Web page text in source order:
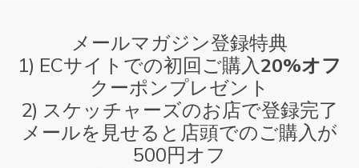
メールマガジン登録特典
1) ECサイトでの初回ご購入20%オフ
クーポンプレゼント
2) スケッチャーズのお店で登録完了
メールを見せると店頭でのご購入が
500円オフ